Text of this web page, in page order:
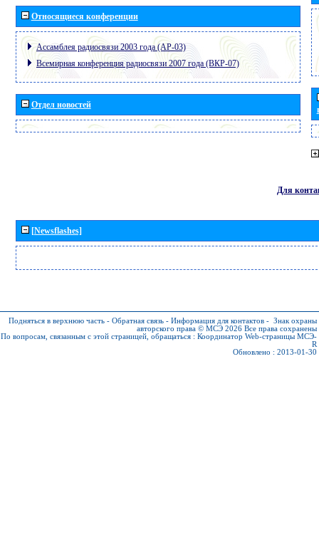
Относящиеся конференции
Ассамблея радиосвязи 2003 года (АР-03)
Всемирная конференция радиосвязи 2007 года (ВКР-07)
Отдел новостей
Для
[Newsflashes]
Подняться в верхнюю часть - Обратная связь - Информация для контактов - Знак охраны
авторского права © МСЭ 2026 Все права сохранены
По вопросам, связанным с этой страницей, обращаться : Координатор Web-страницы МСЭ-
R
Обновлено : 2013-01-30